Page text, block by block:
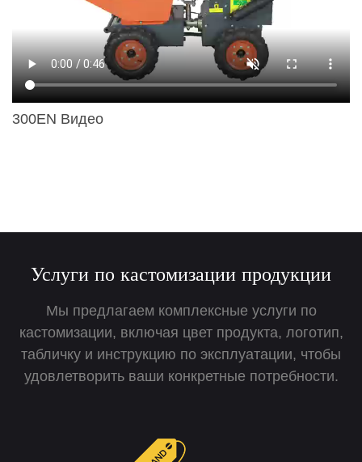
300EN Видео
Услуги по кастомизации продукции
Мы предлагаем комплексные услуги по
кастомизации, включая цвет продукта, логотип,
табличку и инструкцию по эксплуатации, чтобы
удовлетворить ваши конкретные потребности.